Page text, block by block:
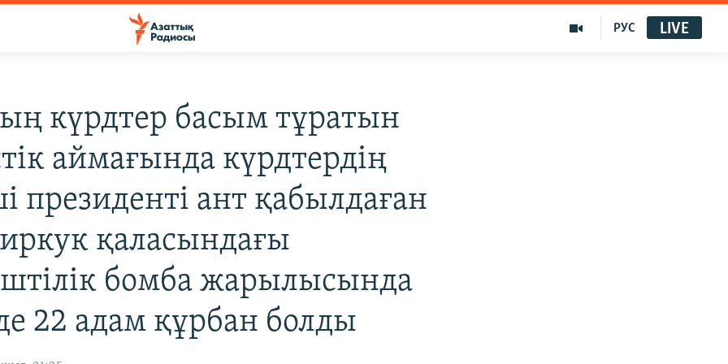
РУС LIVE
күрдтер басым тұратын
аймағында күрдтердің
президенті ант қабылдаған
қаласындағы
бомба жарылысында
22 адам құрбан болды